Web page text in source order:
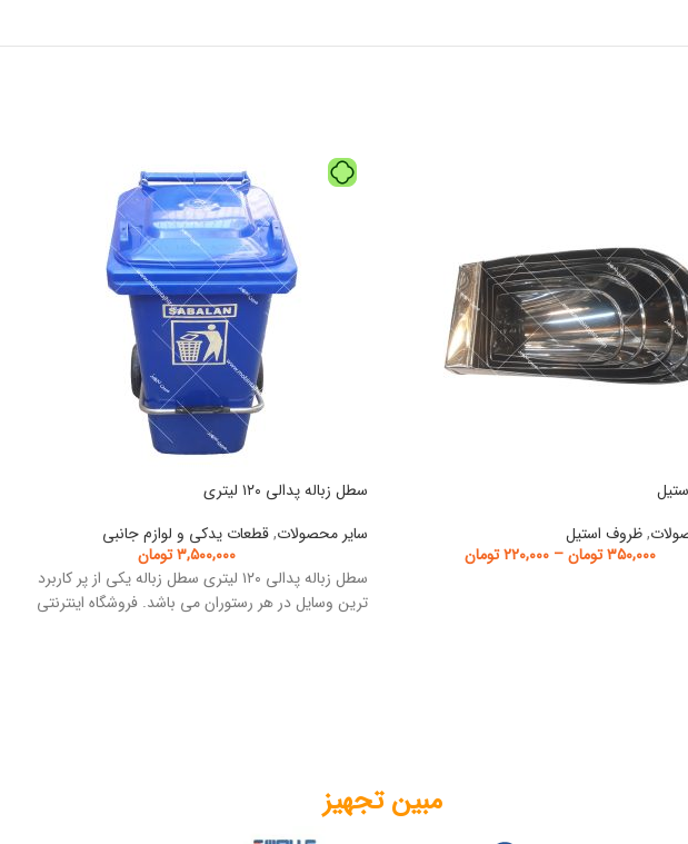
,ظروف استیل
۳۵۰,۰۰۰تومان– ۲۲۰,۰۰۰تومان
سطل زباله پدالی ۱۲۰ لیتری
سایر محصولات,قطعات یدکی و لوازم جانبی
۳,۵۰۰,۰۰۰تومان
سطل زباله پدالی ۱۲۰ لیتری سطل زباله یکی از پر کاربرد
ترین وسایل در هر رستوران می باشد. فروشگاه اینترنتی
مبین تجهیز